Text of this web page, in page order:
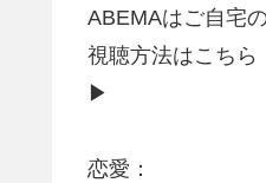
ABEMAはご自宅
視聴方法はこちら
▶︎
恋愛：